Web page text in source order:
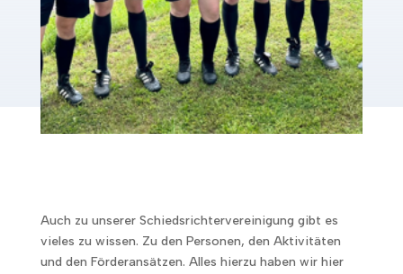
Auch zu unserer Schiedsrichtervereinigung gibt es
vieles zu wissen. Zu den Personen, den Aktivitäten
und den Förderansätzen. Alles hierzu haben wir hier